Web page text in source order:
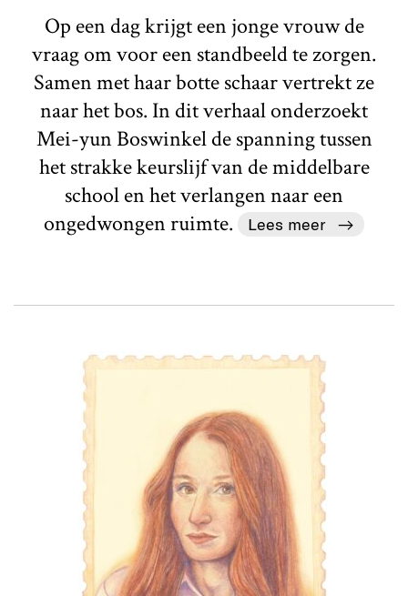
Op een dag krijgt een jonge vrouw de
vraag om voor een standbeeld te zorgen.
Samen met haar botte schaar vertrekt ze
naar het bos. In dit verhaal onderzoekt
Mei-yun Boswinkel de spanning tussen
het strakke keurslijf van de middelbare
school en het verlangen naar een
ongedwongen ruimte.
Lees meer